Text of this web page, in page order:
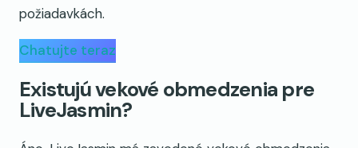
požiadavkách.
Chatujte teraz
Existujú vekové obmedzenia pre
LiveJasmin?